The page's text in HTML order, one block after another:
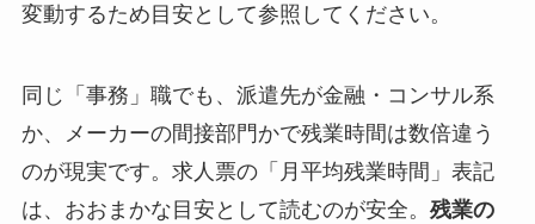
変動するため目安として参照してください。
同じ「事務」職でも、派遣先が金融・コンサル系
か、メーカーの間接部門かで残業時間は数倍違う
のが現実です。求人票の「月平均残業時間」表記
は、おおまかな目安として読むのが安全。 残業の